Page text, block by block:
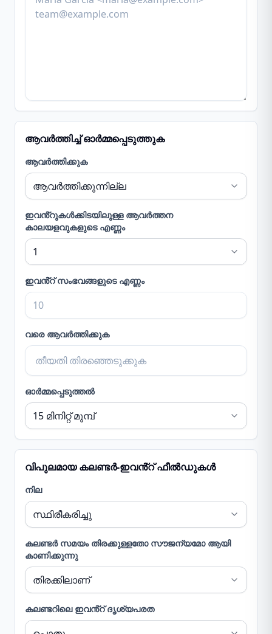
ആവർത്തിച്ച് ഓർമ്മപ്പെടുത്തുക
ആവർത്തിക്കുക
ഇവൻ്റുകൾക്കിടയിലുള്ള ആവർത്തന
കാലയളവുകളുടെ എണ്ണം
ഇവൻ്റ് സംഭവങ്ങളുടെ എണ്ണം
വരെ ആവർത്തിക്കുക
ഓർമ്മപ്പെടുത്തൽ
വിപുലമായ കലണ്ടർ-ഇവൻ്റ് ഫീൽഡുകൾ
നില
കലണ്ടർ സമയം തിരക്കുള്ളതോ സൗജന്യമോ ആയി
കാണിക്കുന്നു
കലണ്ടറിലെ ഇവൻ്റ് ദൃശ്യപരത